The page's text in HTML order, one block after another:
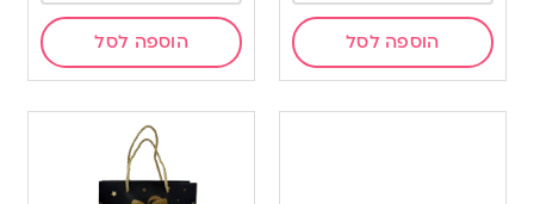
הוספה לסל הוספה לסל